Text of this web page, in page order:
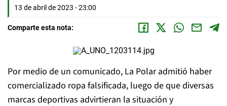
13 de abril de 2023 - 23:00
Comparte esta nota:
Por medio de un comunicado, La Polar admitió haber
comercializado ropa falsificada, luego de que diversas
marcas deportivas advirtieran la situación y